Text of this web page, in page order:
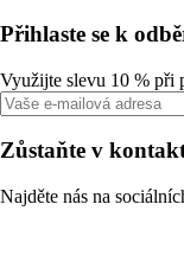
Přihlaste se k
Využijte slevu 10 % při
Zůstaňte v
Najděte nás na